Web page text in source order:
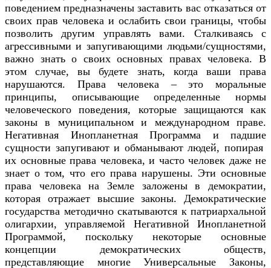
поведением предназначены заставить вас отказаться от
своих прав человека и ослабить свои границы, чтобы
позволить другим управлять вами. Сталкиваясь с
агрессивными и запугивающими людьми/сущностями,
важно знать о своих основных правах человека. В
этом случае, вы будете знать, когда ваши права
нарушаются. Права человека – это моральные
принципы, описывающие определенные нормы
человеческого поведения, которые защищаются как
законы в муниципальном и международном праве.
Негативная Инопланетная Программа и падшие
сущности запугивают и обманывают людей, попирая
их основные права человека, и часто человек даже не
знает о том, что его права нарушены. Эти основные
права человека на Земле заложены в демократии,
которая отражает высшие законы. Демократические
государства методично скатываются к патриархальной
олигархии, управляемой Негативной Инопланетной
Программой, поскольку некоторые основные
концепции демократических обществ,
представляющие многие Универсальные Законы,